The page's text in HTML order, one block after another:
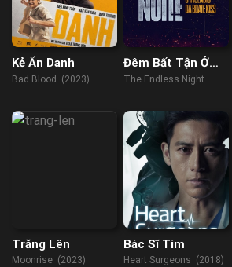
Kẻ Ẩn Danh
Bad Blood (2023)
Đêm Bất Tận Ở
Boate Kiss
The Endless Night
Trăng Lên
Moonrise (2023)
Bác Sĩ Tim
Heart Surgeons (2018)